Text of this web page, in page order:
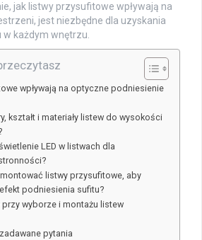
jak listwy przysufitowe wpływają na
jest niezbędne dla uzyskania
każdym wnętrzu.
wpływają na optyczne podniesienie
kształt i materiały listew do wysokości
LED w listwach dla
listwy przysufitowe, aby
podniesienia sufitu?
wyborze i montażu listew
pytania